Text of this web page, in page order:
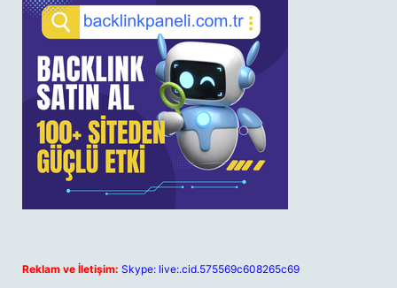
Reklam ve İletişim: Skype: live:.cid.575569c608265c69